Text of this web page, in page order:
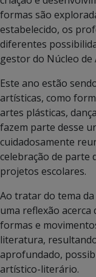
formas são
estabelecido, os
diferentes
gestor do Núcleo de
Este ano estão
artísticas, como
artes plásticas,
fazem parte desse
cuidadosamente
celebração de parte
projetos escolares.
Ao tratar do tema
uma reflexão acerca
formas e
literatura,
aprofundado,
artístico-literário.